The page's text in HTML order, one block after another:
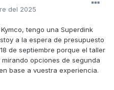
del 2025
tengo una Superdink
a la espera de presupuesto
de septiembre porque el taller
opciones de segunda
base a vuestra experiencia.